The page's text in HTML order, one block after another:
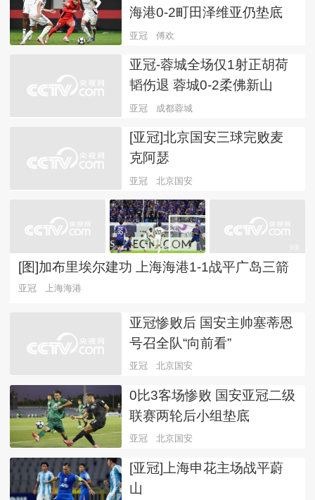
海港0-2町田泽维亚仍垫底
亚冠 傅欢
亚冠-蓉城全场仅1射正胡荷
韬伤退 蓉城0-2柔佛新山
亚冠 成都蓉城
[亚冠]北京国安三球完败麦
克阿瑟
亚冠 北京国安
[图]加布里埃尔建功 上海海港1-1战平广岛三箭
亚冠 上海海港
亚冠惨败后 国安主帅塞蒂恩
号召全队“向前看”
亚冠 北京国安
0比3客场惨败 国安亚冠二级
联赛两轮后小组垫底
亚冠 北京国安
[亚冠]上海申花主场战平蔚
山